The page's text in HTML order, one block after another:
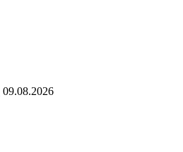
09.08.2026